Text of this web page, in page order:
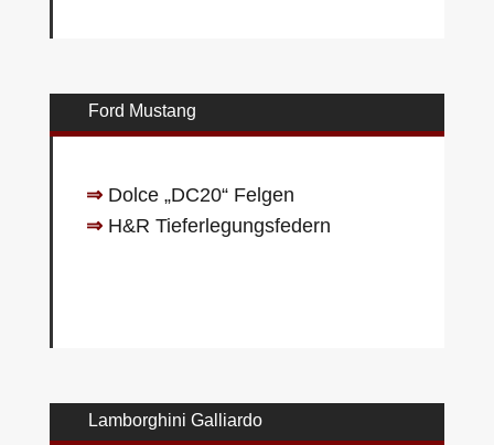
Ford Mustang
⇒Dolce „DC20“ Felgen
⇒H&R Tieferlegungsfedern
Lamborghini Galliardo